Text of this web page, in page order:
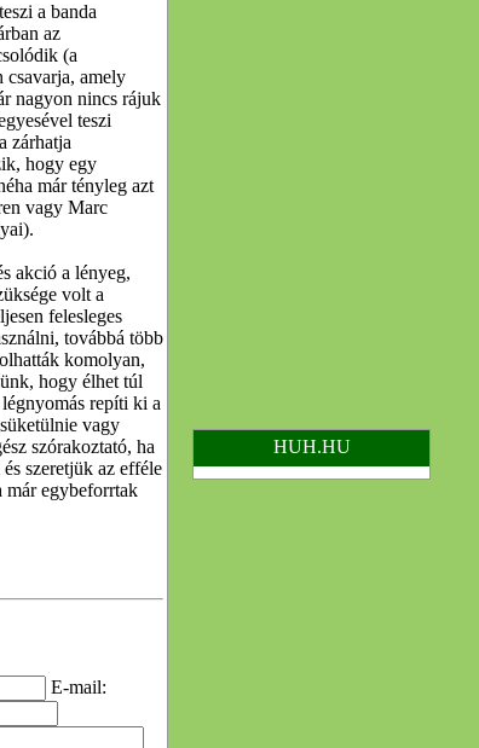
a banda
az
(a
csavarja, amely
nagyon nincs rájuk
teszi
zárhatja
hogy egy
már tényleg azt
vagy Marc
akció a lényeg,
volt a
felesleges
továbbá több
komolyan,
hogy élhet túl
repíti ki a
vagy
szórakoztató, ha
szeretjük az efféle
már egybeforrtak
E-mail:
HUH.HU